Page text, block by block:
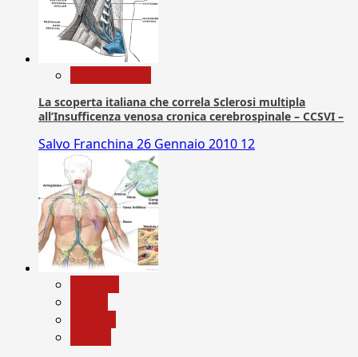
La scoperta italiana che correla Sclerosi multipla
all’Insufficenza venosa cronica cerebrospinale – CCSVI –
Salvo Franchina 26 Gennaio 2010 12